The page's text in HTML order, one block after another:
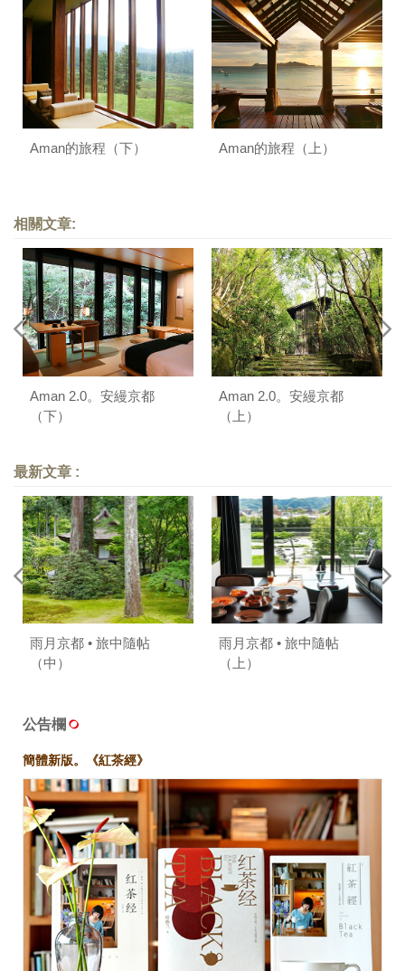
Aman的旅程（下） Aman的旅程（上）
相關文章:
Aman 2.0。安縵京都
（下）
Aman 2.0。安縵京都
（上）
最新文章 :
雨月京都 • 旅中隨帖
（中）
雨月京都 • 旅中隨帖
（上）
公告欄
簡體新版。《紅茶經》